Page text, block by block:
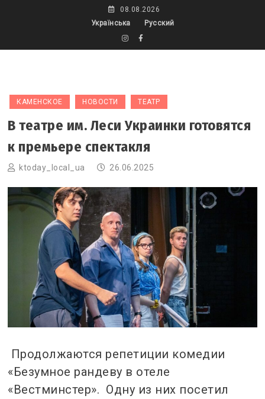
08.08.2026
Українська
Русский
КАМЕНСКОЕ НОВОСТИ ТЕАТР
В театре им. Леси Украинки готовятся
к премьере спектакля
ktoday_local_ua 26.06.2025
Продолжаются репетиции комедии
«Безумное рандеву в отеле
«Вестминстер». Одну из них посетил